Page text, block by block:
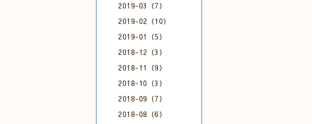
2019-03（7）
2019-02（10）
2019-01（5）
2018-12（3）
2018-11（9）
2018-10（3）
2018-09（7）
2018-08（6）